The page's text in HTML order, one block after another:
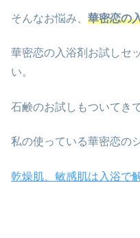
そんなお悩み、 華密恋の
華密恋の入浴剤お試しセ
い。
石鹸のお試しもついてき
私の使っている華密恋の
乾燥肌、敏感肌は入浴で